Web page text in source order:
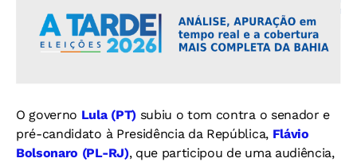
O governo Lula (PT)subiu o tom contra o senador e
pré-candidato à Presidência da República, Flávio
Bolsonaro (PL-RJ), que participou de uma audiência,